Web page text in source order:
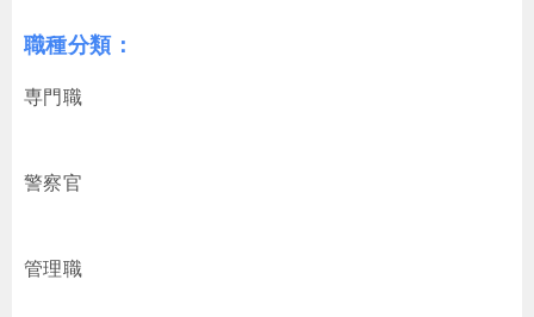
職種分類：
専門職
警察官
管理職